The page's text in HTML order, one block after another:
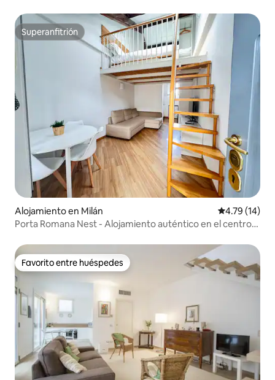
Superanfitrión
Superanfitrión
Alojamiento en Milán Calificación
4.79 (14)
Porta Romana Nest - Alojamiento auténtico en el centro
Favorito entre huéspedes
Favorito entre huéspedes